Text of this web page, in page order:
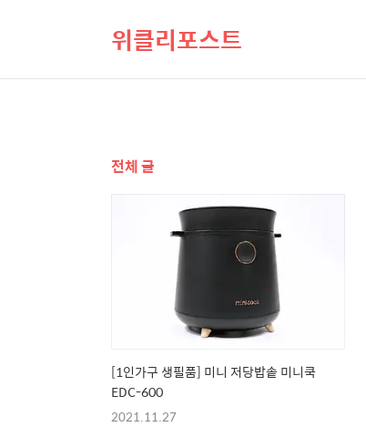
위클리포스트
전체 글
[1인가구 생필품] 미니 저당밥솥 미니쿡
EDC-600
2021.11.27